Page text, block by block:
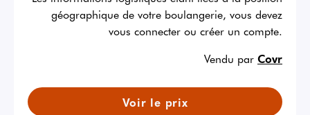
géographique de votre boulangerie, vous devez
vous connecter ou créer un compte.
Vendu par Covr
Voir le prix